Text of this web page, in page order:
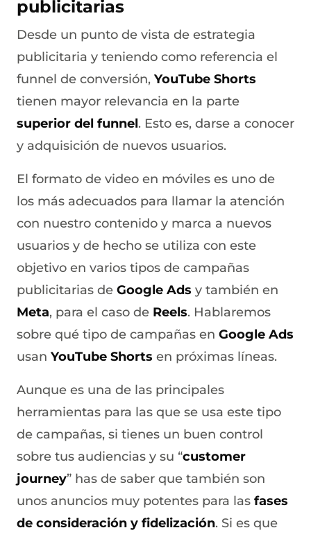
publicitarias
Desde un punto de vista de estrategia
publicitaria y teniendo como referencia el
funnel de conversión, YouTube Shorts
tienen mayor relevancia en la parte
superior del funnel. Esto es, darse a conocer
y adquisición de nuevos usuarios.
El formato de video en móviles es uno de
los más adecuados para llamar la atención
con nuestro contenido y marca a nuevos
usuarios y de hecho se utiliza con este
objetivo en varios tipos de campañas
publicitarias de Google Ads y también en
Meta, para el caso de Reels. Hablaremos
sobre qué tipo de campañas en Google Ads
usan YouTube Shorts en próximas líneas.
Aunque es una de las principales
herramientas para las que se usa este tipo
de campañas, si tienes un buen control
sobre tus audiencias y su “customer
journey” has de saber que también son
unos anuncios muy potentes para las fases
de consideración y fidelización. Si es que